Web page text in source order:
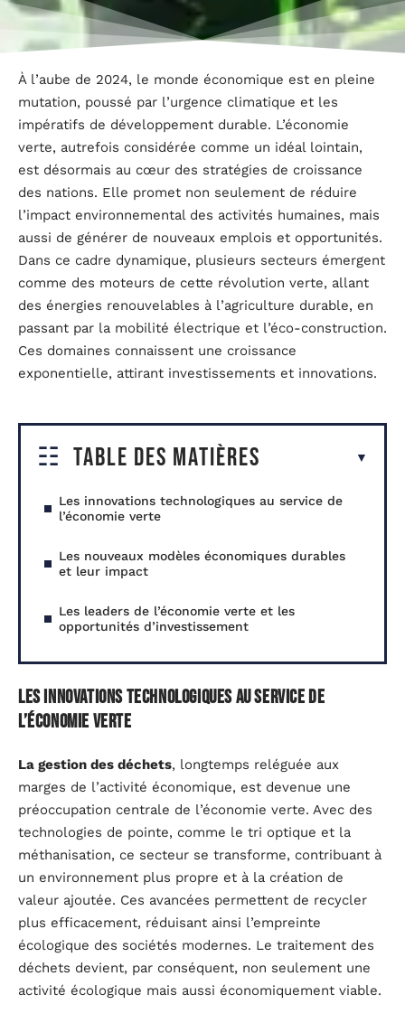
À l’aube de 2024, le monde économique est en pleine
mutation, poussé par l’urgence climatique et les
impératifs de développement durable. L’économie
verte, autrefois considérée comme un idéal lointain,
est désormais au cœur des stratégies de croissance
des nations. Elle promet non seulement de réduire
l’impact environnemental des activités humaines, mais
aussi de générer de nouveaux emplois et opportunités.
Dans ce cadre dynamique, plusieurs secteurs émergent
comme des moteurs de cette révolution verte, allant
des énergies renouvelables à l’agriculture durable, en
passant par la mobilité électrique et l’éco-construction.
Ces domaines connaissent une croissance
exponentielle, attirant investissements et innovations.
Table des matières
Les innovations technologiques au service de
l’économie verte
Les nouveaux modèles économiques durables
et leur impact
Les leaders de l’économie verte et les
opportunités d’investissement
Les innovations technologiques au service de
l’économie verte
La gestion des déchets, longtemps reléguée aux
marges de l’activité économique, est devenue une
préoccupation centrale de l’économie verte. Avec des
technologies de pointe, comme le tri optique et la
méthanisation, ce secteur se transforme, contribuant à
un environnement plus propre et à la création de
valeur ajoutée. Ces avancées permettent de recycler
plus efficacement, réduisant ainsi l’empreinte
écologique des sociétés modernes. Le traitement des
déchets devient, par conséquent, non seulement une
activité écologique mais aussi économiquement viable.